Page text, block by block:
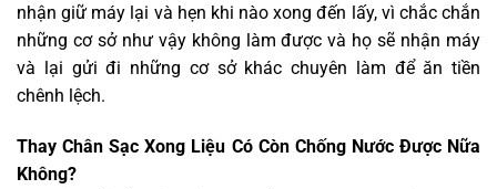
nhận giữ máy lại và hẹn khi nào xong đến lấy, vì chắc chắn
những cơ sở như vậy không làm được và họ sẽ nhận máy
và lại gửi đi những cơ sở khác chuyên làm để ăn tiền
chênh lệch.
Thay Chân Sạc Xong Liệu Có Còn Chống Nước Được Nữa
Không?